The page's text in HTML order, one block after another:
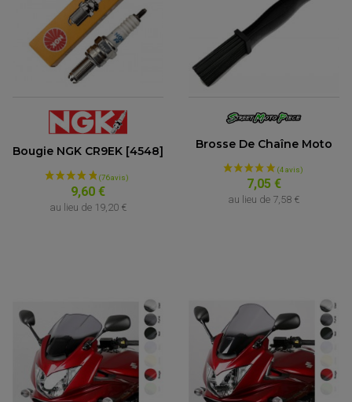
Bougie NGK CR9EK [4548]
9,60 €
au lieu de 19,20 €
Brosse De Chaîne Moto
7,05 €
au lieu de 7,58 €